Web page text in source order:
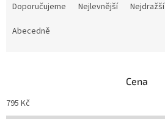
o
d
Doporučujeme Nejlevnější Nejdražší
Abecedně
Cena
795 Kč